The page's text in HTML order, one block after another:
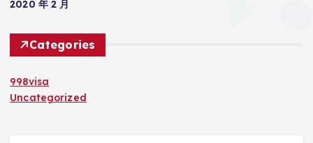
2020 年 2 月
Categories
998visa
Uncategorized